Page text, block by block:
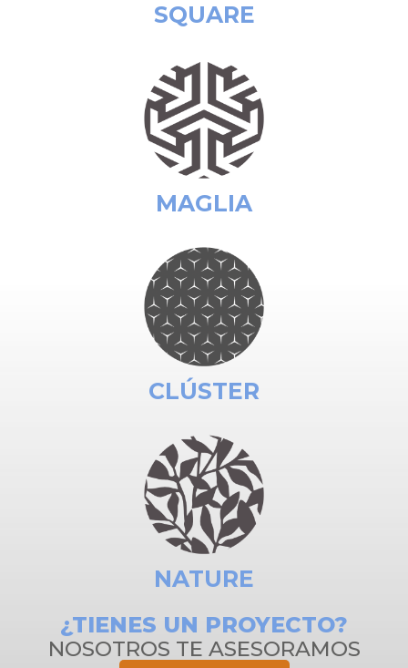
SQUARE
MAGLIA
CLÚSTER
NATURE
¿TIENES UN PROYECTO?
NOSOTROS TE ASESORAMOS